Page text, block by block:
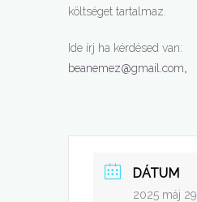
költséget tartalmaz.
Ide írj ha kérdésed van:
beanemez@gmail.com
DÁTUM
2025 máj 29